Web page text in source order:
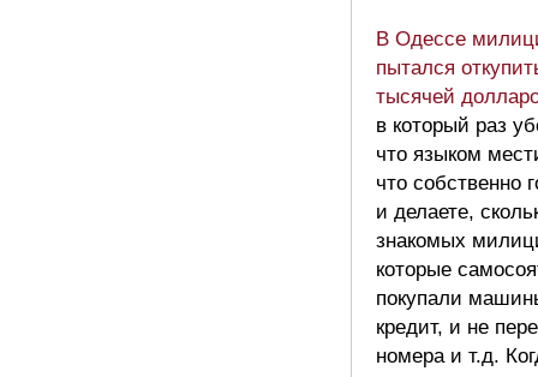
В Одессе
пытался
тысячей
в который раз
что языком
что собственно
и делаете,
знакомых
которые
покупали
кредит, и не
номера и т.д.